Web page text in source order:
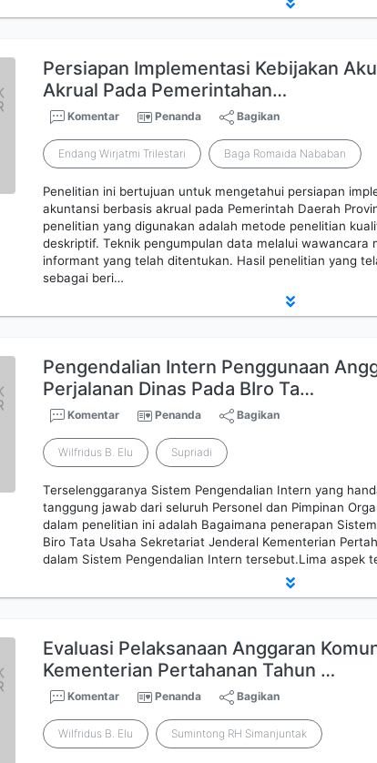
Persiapan Implementasi Kebijakan
Akrual Pada Pemerintahan…
Komentar Penanda Bagikan
Endang Wirjatmi Trilestari Baga Romaida Nababan
Penelitian ini bertujuan untuk mengetahui persiapan
akuntansi berbasis akrual pada Pemerintah Daerah
penelitian yang digunakan adalah metode penelitian
deskriptif. Teknik pengumpulan data melalui wawancara
informant yang telah ditentukan. Hasil penelitian yang
sebagai beri…
Pengendalian Intern Penggunaan
Perjalanan Dinas Pada BIro Ta…
Komentar Penanda Bagikan
Wilfridus B. Elu Supriadi
Terselenggaranya Sistem Pengendalian Intern yang
tanggung jawab dari seluruh Personel dan Pimpinan
dalam penelitian ini adalah Bagaimana penerapan
Biro Tata Usaha Sekretariat Jenderal Kementerian
dalam Sistem Pengendalian Intern tersebut.Lima aspek
Evaluasi Pelaksanaan Anggaran
Kementerian Pertahanan Tahun …
Komentar Penanda Bagikan
Wilfridus B. Elu Sumintong RH Simanjuntak